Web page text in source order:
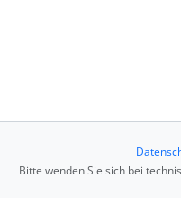
Bitte wenden Sie sich bei